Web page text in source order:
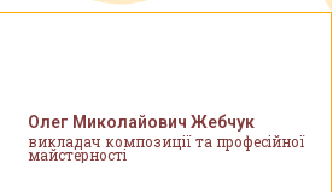
Олег Миколайович Жебчук
викладач композиції та професійної
майстерності